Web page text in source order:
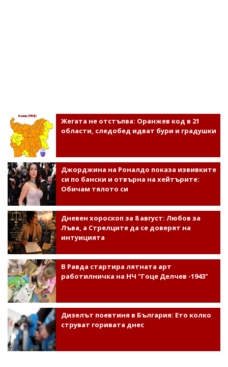
Жегата не отстъпва: Оранжев код в 21
области, следобед идват бури и градушки
Джорджина на Роналдо показа извивките
си по бански и отвърна на хейтърите:
Обичам тялото си
Дневен хороскоп за 8 август: Любов за
Лъва, а Стрелците да се доверят на
интуицията
В Равда стартира лятната арт
работилничка на НЧ "Гоце Делчев -1943"
Дизелът поевтиня в България: Ето колко
струват горивата днес